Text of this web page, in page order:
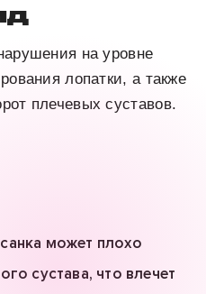
на уровне
лопатки, а также
плечевых суставов.
может плохо
сустава, что влечет